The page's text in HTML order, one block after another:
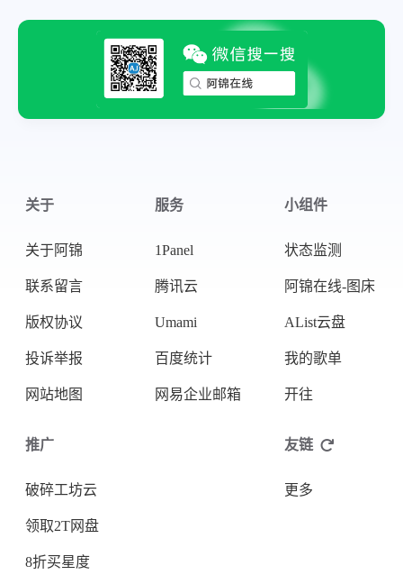
关于
关于阿锦
联系留言
版权协议
投诉举报
网站地图
服务
1Panel
腾讯云
Umami
百度统计
网易企业邮箱
小组件
状态监测
阿锦在线-图床
AList云盘
我的歌单
开往
推广
破碎工坊云
领取2T网盘
8折买星度
友链
更多